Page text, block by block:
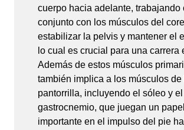
cuerpo hacia adelante, trabajando
conjunto con los músculos del
estabilizar la pelvis y mantener el
lo cual es crucial para una carrera
Además de estos músculos
también implica a los músculos de
pantorrilla, incluyendo el sóleo y el
gastrocnemio, que juegan un papel
importante en el impulso del pie